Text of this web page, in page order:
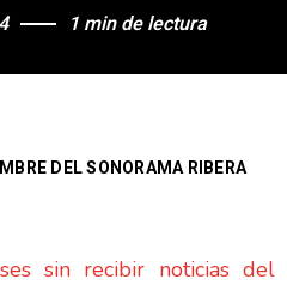
1 min de lectura
DEL SONORAMA RIBERA
sin recibir noticias del